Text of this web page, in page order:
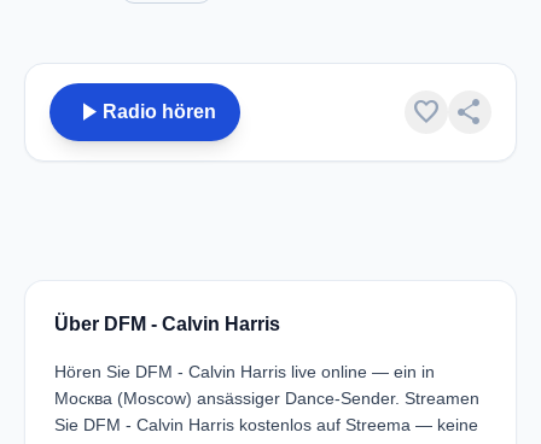
play_arrow Radio hören favorite share
Über DFM - Calvin Harris
Hören Sie DFM - Calvin Harris live online — ein in
Москва (Moscow) ansässiger Dance-Sender. Streamen
Sie DFM - Calvin Harris kostenlos auf Streema — keine